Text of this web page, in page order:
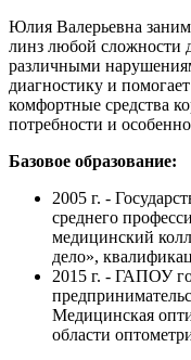
Юлия Валерьевна
линз любой сложности
различными
диагностику и
комфортные средства
потребности и
Базовое образование:
2005 г. -
среднего
медицинский
дело»,
2015 г. - ГАПОУ
Медицинская
области